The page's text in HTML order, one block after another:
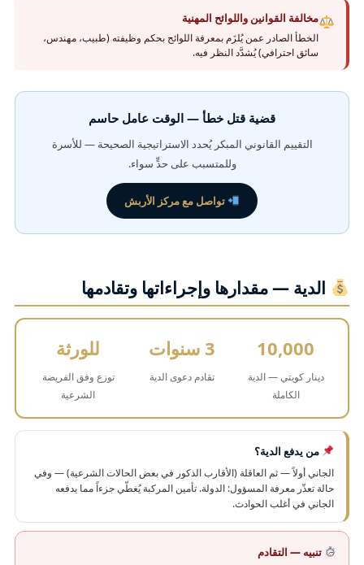
مخالفة القوانين واللوائح المهنية
الخطأ الصادر عمن يُلزَم بمعرفة اللوائح بحكم وظيفته (طبيب، مهندس،
سائق احترافي) يُشدَّد النظر فيه.
قضية قتل خطأ — الوقت عامل حاسم
التقييم القانوني المبكر يُحدد الاستراتيجية الصحيحة — للأسرة
وللمتسبب على حدٍّ سواء.
تواصل مع مركز الأربش
الدية — مقدارها وإجراءاتها وتقادمها
10,000
دينار كويتي — الدية
الكاملة
3 سنوات
تقادم دعوى الدية
للورثة
توزع وفق الفريضة
الشرعية
من يدفع الدية؟
الجاني أولاً — ثم العاقلة (الأقارب الذكور في بعض الحالات الشرعية) — وفي
حالة تعذّر معرفة المسؤول: الدولة. تأمين المركبة يُغطّي جزءاً مما يدفعه
الجاني في أغلب الحوادث.
تنبيه — التقادم